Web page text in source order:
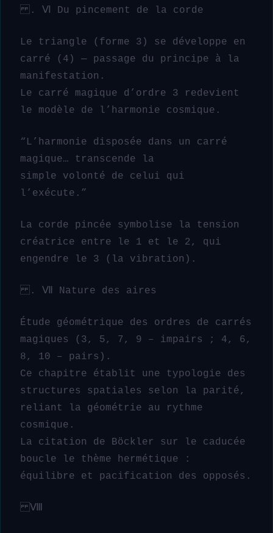
. Ⅵ Du pincement de la corde
Le triangle (forme 3) se développe en
carré (4) — passage du principe à la
manifestation.
Le carré magique d’ordre 3 redevient
le modèle de l’harmonie cosmique.
“L’harmonie disposée dans un carré
magique… transcende la
simple volonté de celui qui
l’exécute.”
La corde pincée symbolise la tension
créatrice entre le 1 et le 2, qui
engendre le 3 (la vibration).
. Ⅶ Nature des aires
Étude géométrique des ordres de carrés
magiques (3, 5, 7, 9 – impairs ; 4, 6,
8, 10 – pairs).
Ce chapitre établit une typologie des
structures spatiales selon la parité,
reliant la géométrie au rythme
cosmique.
La citation de Böckler sur le caducée
boucle le thème hermétique :
équilibre et pacification des opposés.
Ⅷ